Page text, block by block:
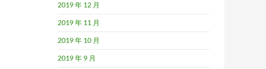
2019 年 12 月
2019 年 11 月
2019 年 10 月
2019 年 9 月